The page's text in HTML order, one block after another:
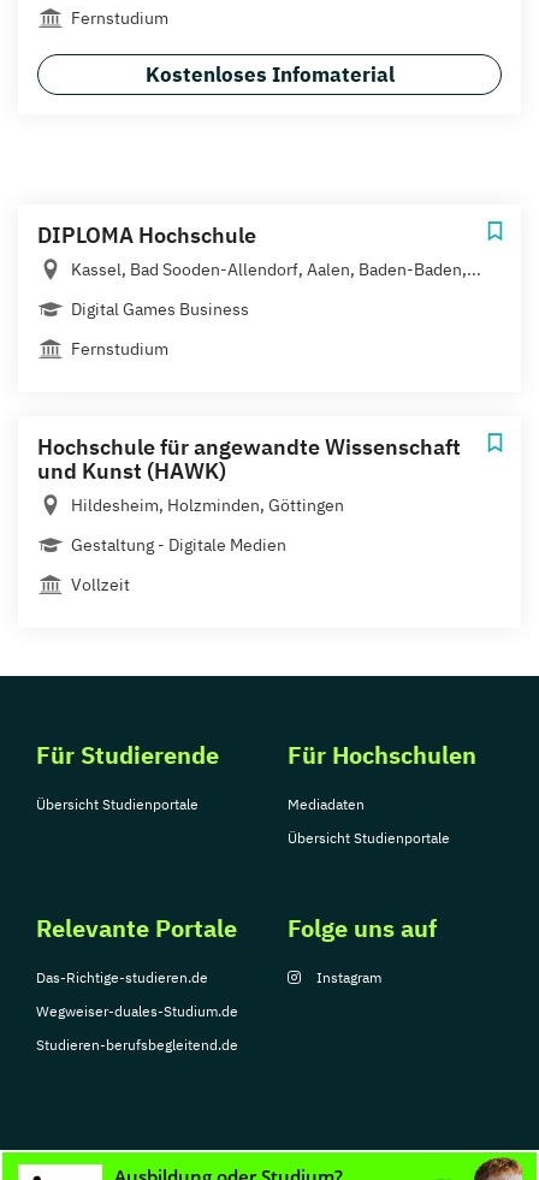
Fernstudium
Kostenloses Infomaterial
DIPLOMA Hochschule
Kassel, Bad Sooden-Allendorf, Aalen, Baden-Baden,...
Digital Games Business
Fernstudium
Hochschule für angewandte Wissenschaft
und Kunst (HAWK)
Hildesheim, Holzminden, Göttingen
Gestaltung - Digitale Medien
Vollzeit
Für Studierende
Übersicht Studienportale
Für Hochschulen
Mediadaten
Übersicht Studienportale
Relevante Portale
Das-Richtige-studieren.de
Wegweiser-duales-Studium.de
Studieren-berufsbegleitend.de
Folge uns auf
Instagram